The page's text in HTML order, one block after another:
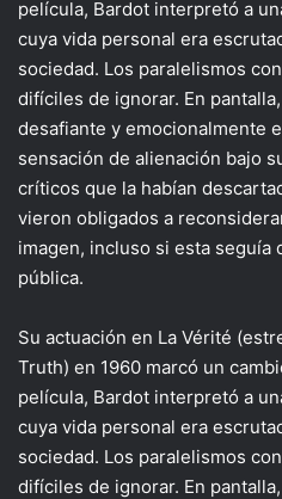
película, Bardot interpretó a
cuya vida personal era
sociedad. Los paralelismos
difíciles de ignorar. En
desafiante y emocionalmente
sensación de alienación bajo
críticos que la habían
vieron obligados a
imagen, incluso si esta seguía
pública.
Su actuación en La Vérité
Truth) en 1960 marcó un
película, Bardot interpretó a
cuya vida personal era
sociedad. Los paralelismos
difíciles de ignorar. En